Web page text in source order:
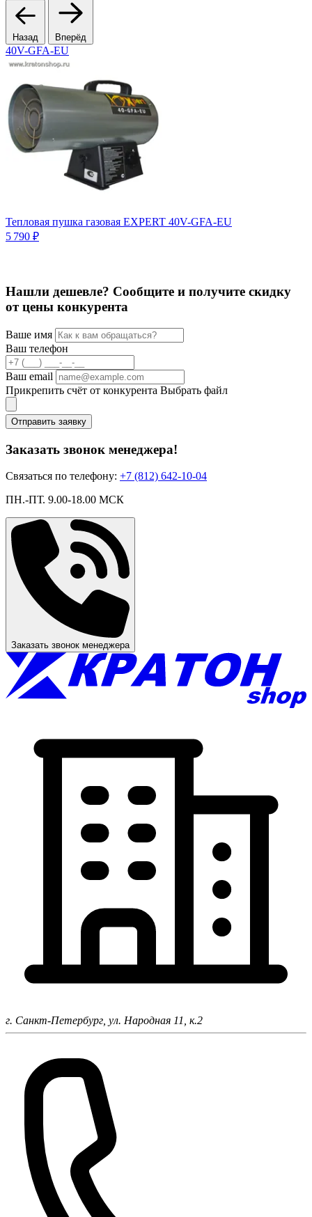
Назад Вперёд
40V-GFA-EU
Тепловая пушка газовая EXPERT 40V-GFA-EU
5 790 ₽
Нашли дешевле? Сообщите и получите скидку
от цены конкурента
Ваше имя
Ваш телефон
Ваш email
Прикрепить счёт от конкурента Выбрать файл
Отправить заявку
Заказать звонок менеджера!
Связаться по телефону: +7 (812) 642-10-04
ПН.-ПТ. 9.00-18.00 МСК
Заказать звонок менеджера
г. Санкт-Петербург, ул. Народная 11, к.2